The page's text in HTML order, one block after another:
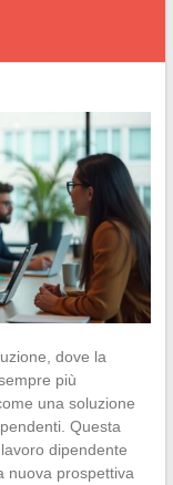
dove la
più
una soluzione
Questa
dipendente
nuova prospettiva